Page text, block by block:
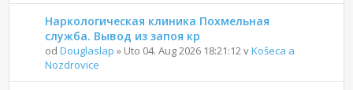
Наркологическая клиника Похмельная
служба. Вывод из запоя кр
odDouglaslap » Uto 04. Aug 2026 18:21:12 vKošeca a
Nozdrovice